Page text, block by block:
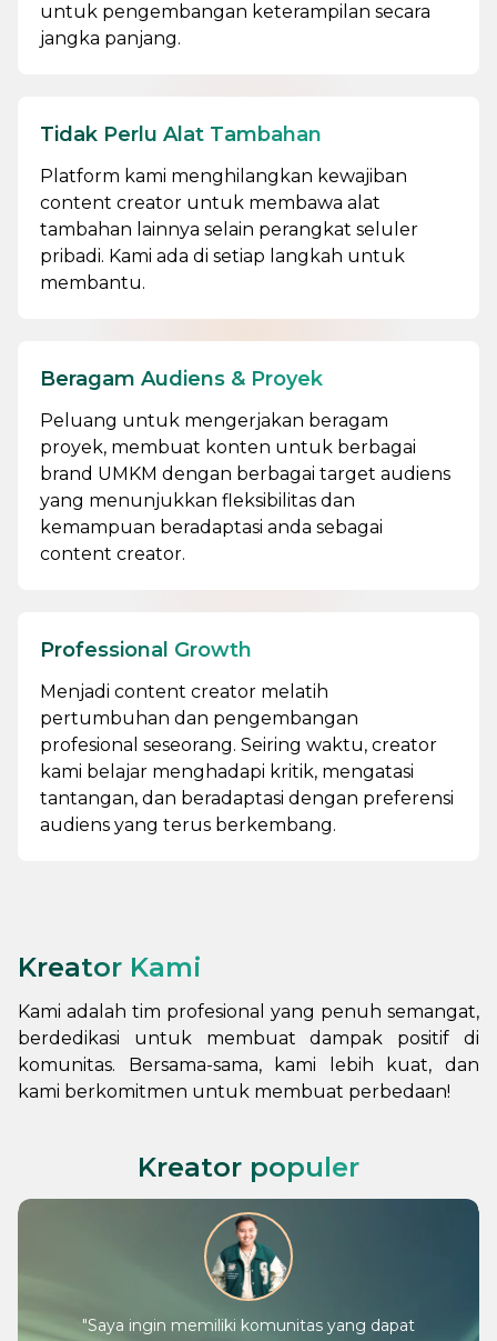
untuk pengembangan keterampilan secara
jangka panjang.
Tidak Perlu Alat Tambahan
Platform kami menghilangkan kewajiban
content creator untuk membawa alat
tambahan lainnya selain perangkat seluler
pribadi. Kami ada di setiap langkah untuk
membantu.
Beragam Audiens & Proyek
Peluang untuk mengerjakan beragam
proyek, membuat konten untuk berbagai
brand UMKM dengan berbagai target audiens
yang menunjukkan fleksibilitas dan
kemampuan beradaptasi anda sebagai
content creator.
Professional Growth
Menjadi content creator melatih
pertumbuhan dan pengembangan
profesional seseorang. Seiring waktu, creator
kami belajar menghadapi kritik, mengatasi
tantangan, dan beradaptasi dengan preferensi
audiens yang terus berkembang.
Kreator Kami
Kami adalah tim profesional yang penuh semangat,
berdedikasi untuk membuat dampak positif di
komunitas. Bersama-sama, kami lebih kuat, dan
kami berkomitmen untuk membuat perbedaan!
Kreator populer
"Saya ingin memiliki komunitas yang dapat